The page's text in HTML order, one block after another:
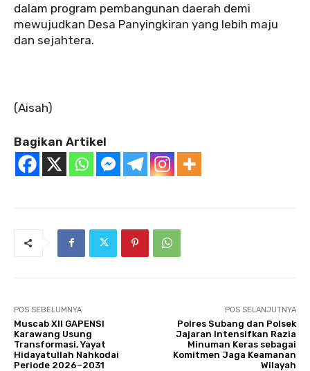
dalam program pembangunan daerah demi
mewujudkan Desa Panyingkiran yang lebih maju
dan sejahtera.
‎(Aisah)
Bagikan Artikel
POS SEBELUMNYA
Muscab XII GAPENSI
Karawang Usung
Transformasi, Yayat
Hidayatullah Nahkodai
Periode 2026–2031
POS SELANJUTNYA
Polres Subang dan Polsek
Jajaran Intensifkan Razia
Minuman Keras sebagai
Komitmen Jaga Keamanan
Wilayah